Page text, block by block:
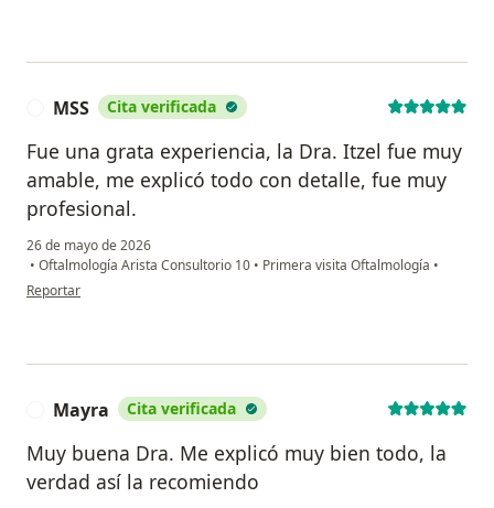
MSS Cita verificada
Fue una grata experiencia, la Dra. Itzel fue muy
amable, me explicó todo con detalle, fue muy
profesional.
26 de mayo de 2026
• Oftalmología Arista Consultorio 10 • Primera visita Oftalmología •
en opinión del usuario MSS
Reportar
Mayra Cita verificada
Muy buena Dra. Me explicó muy bien todo, la
verdad así la recomiendo